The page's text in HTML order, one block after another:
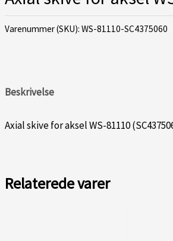
Varenummer (SKU): WS-81110-SC4375060
Beskrivelse
Axial skive for aksel WS-81110
Relaterede varer